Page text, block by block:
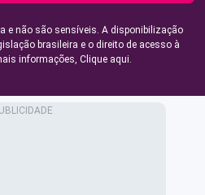
e não são sensíveis. A disponibilização
brasileira e o direito de acesso à
informações, Clique aqui.